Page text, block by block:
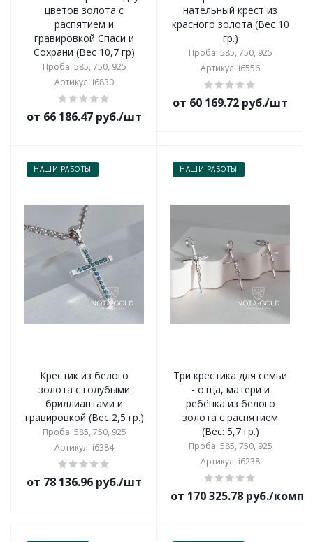
цветов золота с
распятием и
гравировкой Спаси и
Сохрани (Вес 10,7 гр)
Проба: 585, 750, 925
Артикул: i6830
от 66 186.47 руб./шт
нательный крест из
красного золота (Вес 10
гр.)
Проба: 585, 750, 925
Артикул: i6556
от 60 169.72 руб./шт
НАШИ РАБОТЫ
Крестик из белого
золота с голубыми
бриллиантами и
гравировкой (Вес 2,5 гр.)
Проба: 585, 750, 925
Артикул: i6384
от 78 136.96 руб./шт
НАШИ РАБОТЫ
Три крестика для семьи
- отца, матери и
ребёнка из белого
золота с распятием
(Вес: 5,7 гр.)
Проба: 585, 750, 925
Артикул: i6238
от 170 325.78 руб./